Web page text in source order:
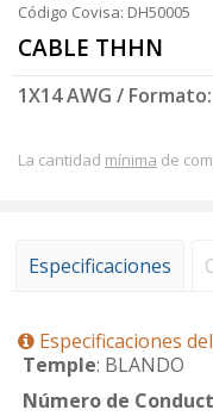
Código Covisa: DH50005
CABLE THHN
1X14 AWG /
La cantidad mínima de
Especificaciones
Especificaciones
Temple: BLANDO
Número de